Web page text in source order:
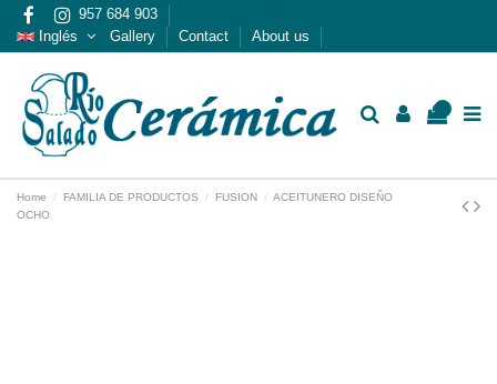
957 684 903
Inglés
Gallery Contact About us
Home FAMILIA DE PRODUCTOS FUSION
ACEITUNERO DISEÑO
OCHO